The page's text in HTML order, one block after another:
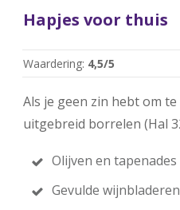
Hapjes voor thuis
Waardering: 4,5/5
Als je geen zin hebt om
uitgebreid borrelen (Hal
Olijven en tapenades
Gevulde wijnbladeren